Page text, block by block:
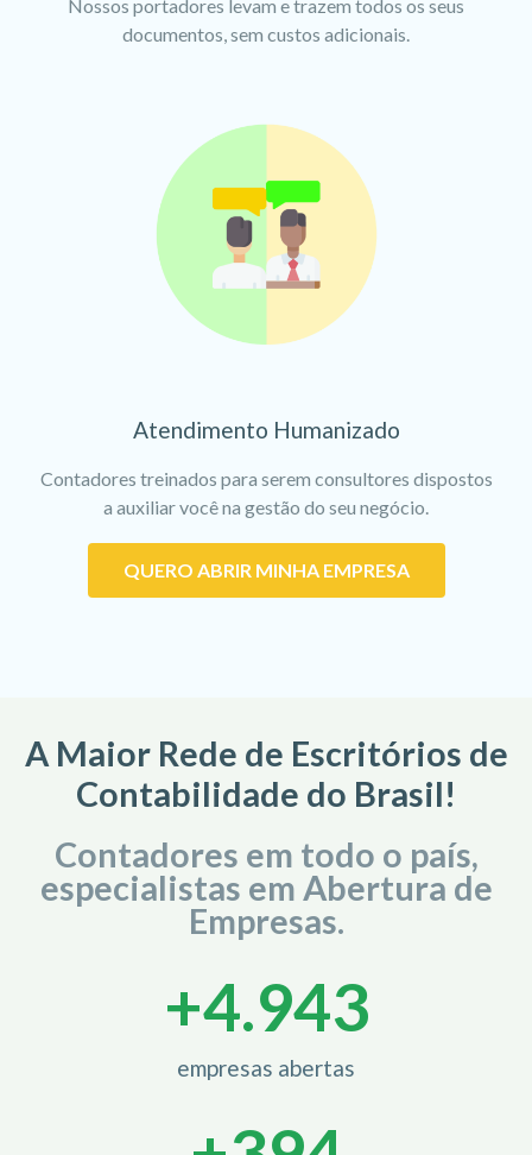
Nossos portadores levam e trazem todos os seus
documentos, sem custos adicionais.
Atendimento Humanizado
Contadores treinados para serem consultores dispostos
a auxiliar você na gestão do seu negócio.
QUERO ABRIR MINHA EMPRESA
A Maior Rede de Escritórios de
Contabilidade do Brasil!
Contadores em todo o país,
especialistas em Abertura de
Empresas.
empresas abertas
+5.000